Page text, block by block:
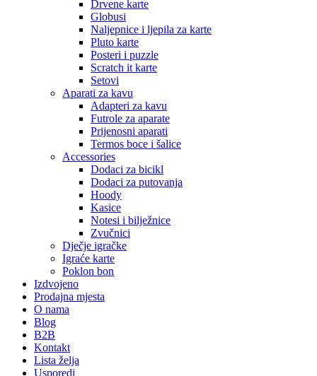
Drvene karte
Globusi
Naljepnice i ljepila za karte
Pluto karte
Posteri i puzzle
Scratch it karte
Setovi
Aparati za kavu
Adapteri za kavu
Futrole za aparate
Prijenosni aparati
Termos boce i šalice
Accessories
Dodaci za bicikl
Dodaci za putovanja
Hoody
Kasice
Notesi i bilježnice
Zvučnici
Dječje igračke
Igraće karte
Poklon bon
Izdvojeno
Prodajna mjesta
O nama
Blog
B2B
Kontakt
Lista želja
Usporedi